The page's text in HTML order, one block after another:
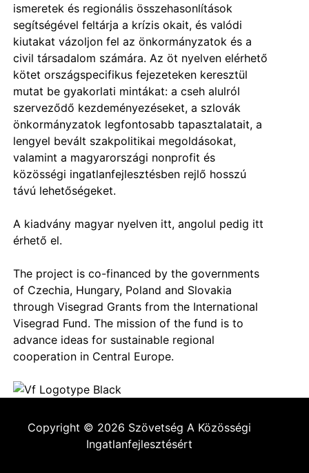
ismeretek és regionális összehasonlítások
segítségével feltárja a krízis okait, és valódi
kiutakat vázoljon fel az önkormányzatok és a
civil társadalom számára. Az öt nyelven elérhető
kötet országspecifikus fejezeteken keresztül
mutat be gyakorlati mintákat: a cseh alulról
szerveződő kezdeményezéseket, a szlovák
önkormányzatok legfontosabb tapasztalatait, a
lengyel bevált szakpolitikai megoldásokat,
valamint a magyarországi nonprofit és
közösségi ingatlanfejlesztésben rejlő hosszú
távú lehetőségeket.
A kiadvány magyar nyelven itt, angolul pedig itt
érhető el.
The project is co-financed by the governments
of Czechia, Hungary, Poland and Slovakia
through Visegrad Grants from the International
Visegrad Fund. The mission of the fund is to
advance ideas for sustainable regional
cooperation in Central Europe.
Copyright © 2026 Szövetség A Közösségi
Ingatlanfejlesztésért